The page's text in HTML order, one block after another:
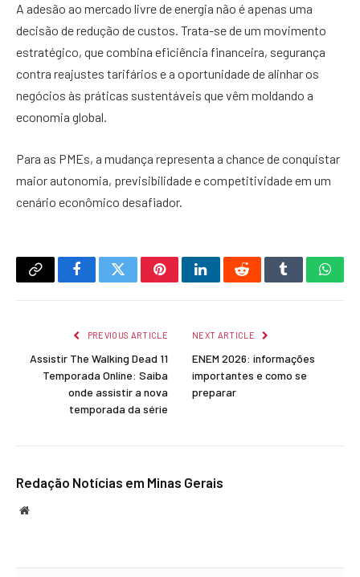
A adesão ao mercado livre de energia não é apenas uma
decisão de redução de custos. Trata-se de um movimento
estratégico, que combina eficiência financeira, segurança
contra reajustes tarifários e a oportunidade de alinhar os
negócios às práticas sustentáveis que vêm moldando a
economia global.
Para as PMEs, a mudança representa a chance de conquistar
maior autonomia, previsibilidade e competitividade em um
cenário econômico desafiador.
Copy
FacebookTwitterPinterestLinkedInRedditTumblr
PREVIOUS ARTICLE
Assistir The Walking Dead 11
Temporada Online: Saiba
onde assistir a nova
temporada da série
NEXT ARTICLE
ENEM 2026: informações
importantes e como se
preparar
Redação Notícias em Minas Gerais
Website